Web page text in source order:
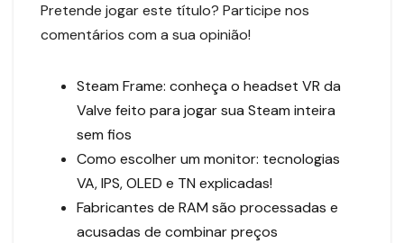
Pretende jogar este título? Participe nos
comentários com a sua opinião!
Steam Frame: conheça o headset VR da
Valve feito para jogar sua Steam inteira
sem fios
Como escolher um monitor: tecnologias
VA, IPS, OLED e TN explicadas!
Fabricantes de RAM são processadas e
acusadas de combinar preços